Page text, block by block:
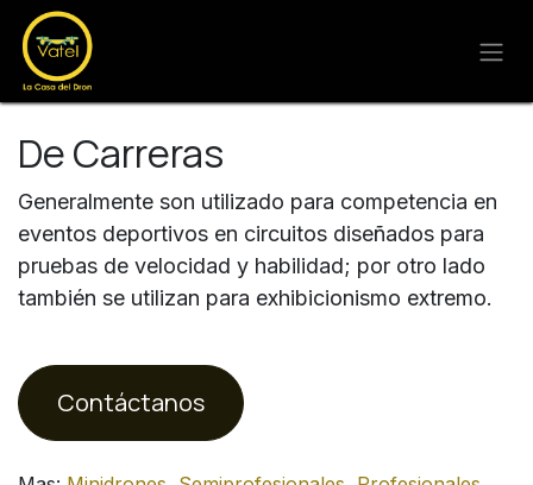
Ir al contenido
De Carreras
Generalmente son utilizado para competencia en
eventos deportivos en circuitos diseñados para
pruebas de velocidad y habilidad; por otro lado
también se utilizan para exhibicionismo extremo.
Contáctanos